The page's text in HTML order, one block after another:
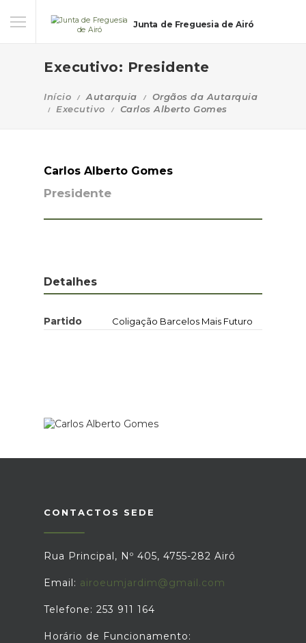
Junta de Freguesia de Airó
Executivo: Presidente
Início Autarquia
Orgãos da Autarquia
Executivo
Carlos Alberto Gomes
Carlos Alberto Gomes
Presidente
Detalhes
Partido Coligação Barcelos Mais Futuro
CONTACTOS SEDE
Rua Principal, Nº 405, 4755-282 Airó
Email: airoeumjardim@gmail.com
Telefone: 253 911 164
Horário de Funcionamento: